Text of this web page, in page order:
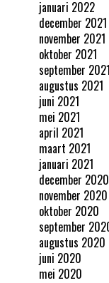
januari 2022
december 2021
november 2021
oktober 2021
september 2021
augustus 2021
juni 2021
mei 2021
april 2021
maart 2021
januari 2021
december 2020
november 2020
oktober 2020
september
augustus 2020
juni 2020
mei 2020